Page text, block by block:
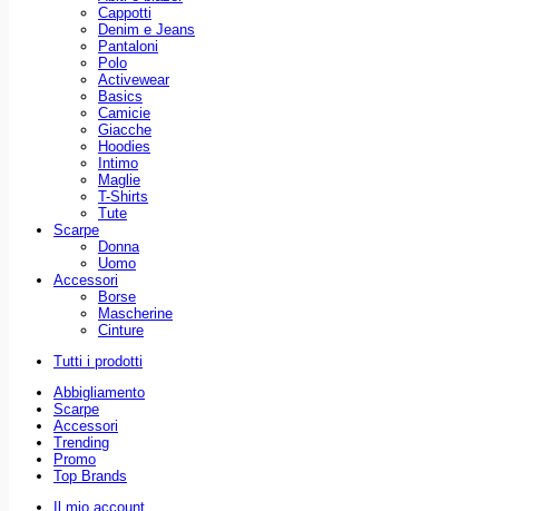
Cappotti
Denim e Jeans
Pantaloni
Polo
Activewear
Basics
Camicie
Giacche
Hoodies
Intimo
Maglie
T-Shirts
Tute
Scarpe
Donna
Uomo
Accessori
Borse
Mascherine
Cinture
Tutti i prodotti
Abbigliamento
Scarpe
Accessori
Trending
Promo
Top Brands
Il mio account